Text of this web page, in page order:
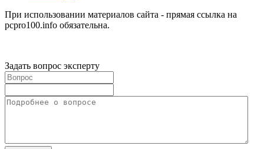
При использовании материалов сайта - прямая ссылка на
pcpro100.info обязательна.
Задать вопрос эксперту